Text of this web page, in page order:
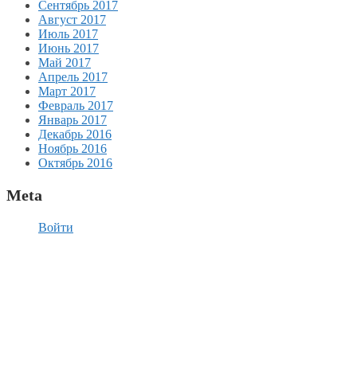
Сентябрь 2017
Август 2017
Июль 2017
Июнь 2017
Май 2017
Апрель 2017
Март 2017
Февраль 2017
Январь 2017
Декабрь 2016
Ноябрь 2016
Октябрь 2016
Meta
Войти